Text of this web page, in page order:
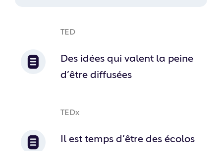
TED
Des idées qui valent la peine
d’être diffusées
TEDx
Il est temps d’être des écolos